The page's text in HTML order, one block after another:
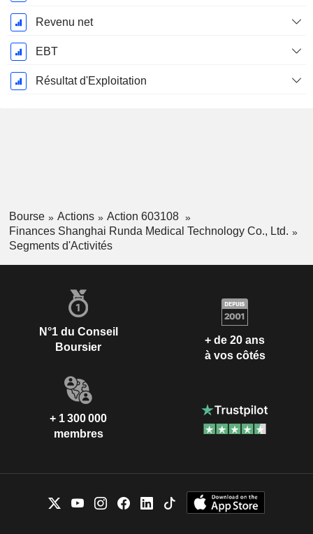
Revenu net
EBT
Résultat d'Exploitation
Bourse Actions
Action 603108
Finances Shanghai Runda Medical Technology Co., Ltd.
Segments d'Activités
N°1 du Conseil
Boursier
+ de 20 ans
à vos côtés
+ 1 300 000
membres